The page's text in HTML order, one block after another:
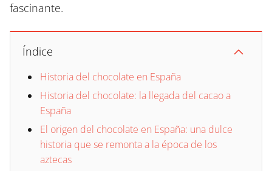
fascinante.
Índice
Historia del chocolate en España
Historia del chocolate: la llegada del cacao a
España
El origen del chocolate en España: una dulce
historia que se remonta a la época de los
aztecas